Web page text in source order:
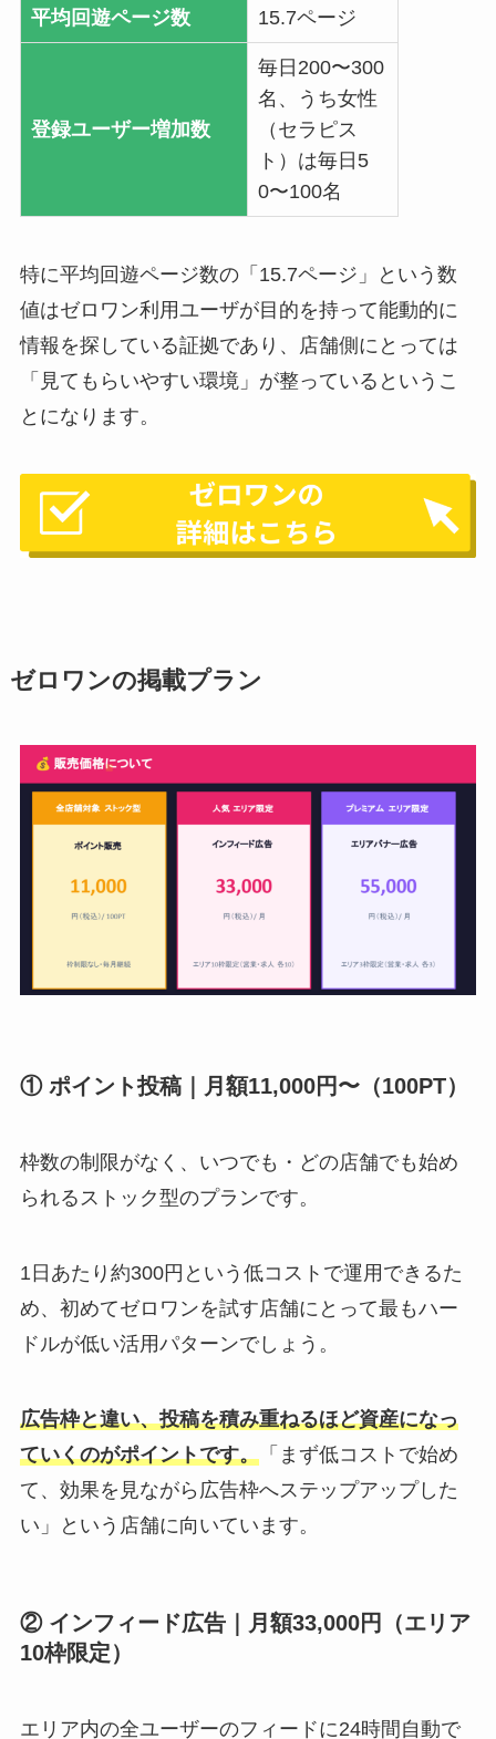
平均回遊ページ数 15.7ページ
登録ユーザー増加数
毎日200〜300
名、うち女性
（セラピス
ト）は毎日5
0〜100名
特に平均回遊ページ数の「15.7ページ」という数
値はゼロワン利用ユーザが目的を持って能動的に
情報を探している証拠であり、店舗側にとっては
「見てもらいやすい環境」が整っているというこ
とになります。
ゼロワンの掲載プラン
① ポイント投稿｜月額11,000円〜（100PT）
枠数の制限がなく、いつでも・どの店舗でも始め
られるストック型のプランです。
1日あたり約300円という低コストで運用できるた
め、初めてゼロワンを試す店舗にとって最もハー
ドルが低い活用パターンでしょう。
広告枠と違い、投稿を積み重ねるほど資産になっ
ていくのがポイントです。「まず低コストで始め
て、効果を見ながら広告枠へステップアップした
い」という店舗に向いています。
② インフィード広告｜月額33,000円（エリア
10枠限定）
エリア内の全ユーザーのフィードに24時間自動で